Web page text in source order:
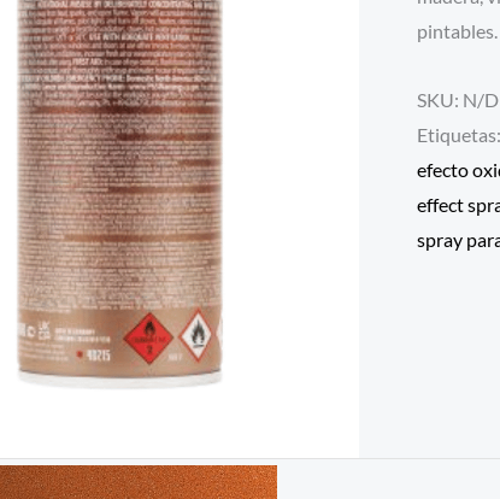
pintables.
SKU: N/D
Etiquetas:
efecto
effect
spray